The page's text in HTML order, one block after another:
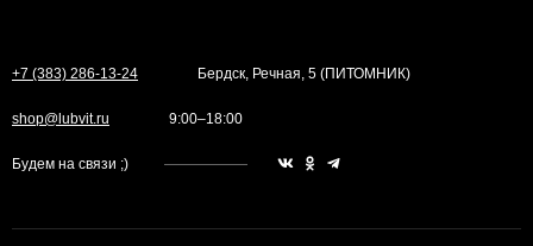
+7 (383) 286-13-24 Бердск, Речная, 5 (ПИТОМНИК)
shop@lubvit.ru 9:00–18:00
Будем на связи ;)